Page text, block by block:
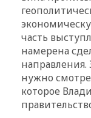
часть
намерена
направления.
нужно
которое